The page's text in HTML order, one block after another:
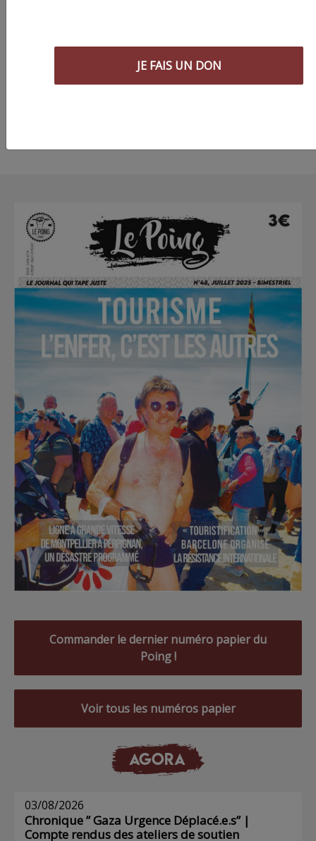
mairie
Commander le dernier numéro papier du
Poing !
Voir tous les numéros papier
AGORA
03/08/2026
Chronique ” Gaza Urgence Déplacé.e.s” |
Compte rendus des ateliers de soutien
JE FAIS UN DON